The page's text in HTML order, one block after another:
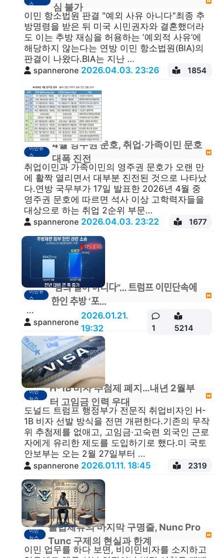
스
심 불가
이민 항소법원 판결 "예외 사유 아니다"최종 추
방명령을 받은 뒤 미국 시민권자와 결혼했더라
도 이는 추방 재심을 허용하는 ‘예외적 사유’에
해당하지 않는다는 연방 이민 항소법원(BIA)의
판결이 나왔다.BIA는 지난 ...
spannerone 2026.04.03. 23:26 1854
이민뉴
스
4월 영주권 문호, 취업·가족이민 문호
대폭 진전
취업이민과 가족이민의 영주권 문호가 오랜 만
에 활짝 열리면서 대부분 진전된 것으로 나타났
다.연방 국무부가 17일 발표한 2026년 4월 중
영주권 문호에 따르면 석사 이상 고학력자들을
대상으로 하는 취업 2순위 부문...
spannerone 2026.04.03. 23:22 1677
이민뉴
스
"남의 일이 아니다”… 트럼프 이민단속에
한인 추방 ‘포…
...
spannerone
2026.01.21.
19:32
1 5214
이민
뉴스
H-1B 비자 추첨제 폐지…내년 2월부
터 고임금 인력 우대
도널드 트럼프 행정부가 전문직 취업비자인 H-
1B 비자 선발 방식을 전면 개편한다.기존의 무작
위 추첨제를 없애고, 고임금·고숙련 외국인 근로
자에게 유리한 제도를 도입하기로 했다.미 국토
안보부는 오는 2월 27일부터 ...
spannerone 2026.01.11. 18:45 2319
이민
뉴스
불법체류의 마지막 구명줄, Nunc Pro
Tunc 구제의 현실과 한계
이민 업무를 하다 보면, 비이민비자를 소지하고